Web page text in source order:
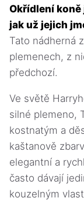
Okřídlení
jak už jejich
Tato nádherná
plemenech, z
předchozí.
Ve světě
silné plemeno,
kostnatým a
kaštanově
elegantní a
často dávají
kouzelným